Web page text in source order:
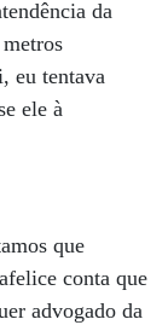
da
eu tentava
ele à
que
conta que
advogado da